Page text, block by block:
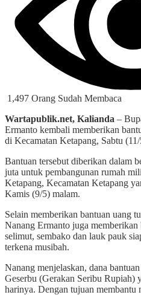
1,497 Orang Sudah Membaca
Wartapublik.net, Kalianda –
Ermanto kembali memberikan
di Kecamatan Ketapang, Sabtu
Bantuan tersebut diberikan dalam
juta untuk pembangunan rumah
Ketapang, Kecamatan Ketapang
Kamis (9/5) malam.
Selain memberikan bantuan uang
Nanang Ermanto juga memberikan
selimut, sembako dan lauk pauk
terkena musibah.
Nanang menjelaskan, dana
Geserbu (Gerakan Seribu Rupiah)
harinya. Dengan tujuan membantu